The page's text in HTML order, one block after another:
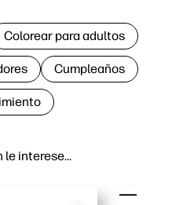
le interese…
Colorear para adultos
Cumpleaños